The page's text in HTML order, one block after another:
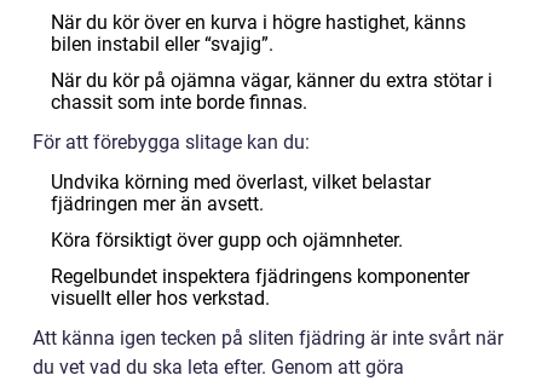
När du kör över en kurva i högre hastighet, känns
bilen instabil eller “svajig”.
När du kör på ojämna vägar, känner du extra stötar i
chassit som inte borde finnas.
För att förebygga slitage kan du:
Undvika körning med överlast, vilket belastar
fjädringen mer än avsett.
Köra försiktigt över gupp och ojämnheter.
Regelbundet inspektera fjädringens komponenter
visuellt eller hos verkstad.
Att känna igen tecken på sliten fjädring är inte svårt när
du vet vad du ska leta efter. Genom att göra